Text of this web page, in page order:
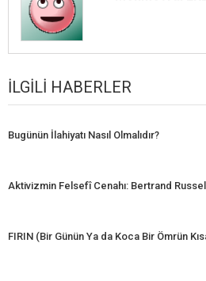
İLGILI HABERLER
Bugünün İlahiyatı Nasıl Olmalıdır?
Aktivizmin Felsefî Cenahı: Bertrand
FIRIN (Bir Günün Ya da Koca Bir Ömrün